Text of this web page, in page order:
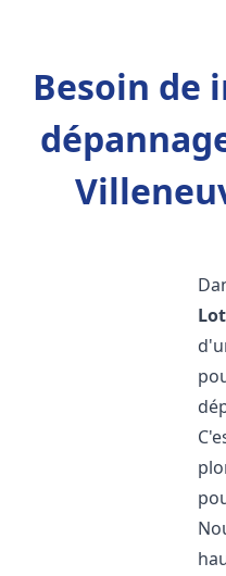
Besoin de
Lot